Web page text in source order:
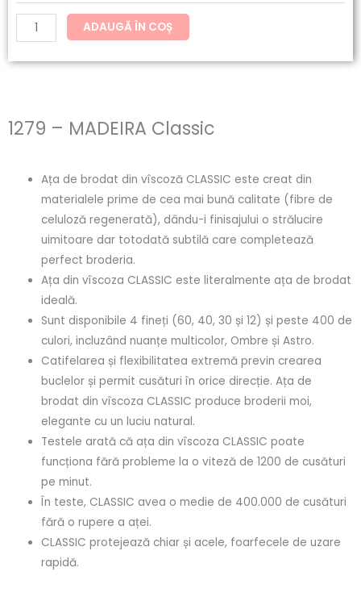
ADAUGĂ ÎN COȘ
1279 – MADEIRA Classic
Ața de brodat din vîscoză CLASSIC este creat din
materialele prime de cea mai bună calitate (fibre de
celuloză regenerată), dându-i finisajului o strălucire
uimitoare dar totodată subtilă care completează
perfect broderia.
Ața din vîscoza CLASSIC este literalmente ața de brodat
ideală.
Sunt disponibile 4 fineți (60, 40, 30 și 12) și peste 400 de
culori, incluzând nuanțe multicolor, Ombre și Astro.
Catifelarea și flexibilitatea extremă previn crearea
buclelor și permit cusături în orice direcție. Ața de
brodat din vîscoza CLASSIC produce broderii moi,
elegante cu un luciu natural.
Testele arată că ața din vîscoza CLASSIC poate
funcționa fără probleme la o viteză de 1200 de cusături
pe minut.
În teste, CLASSIC avea o medie de 400.000 de cusături
fără o rupere a aței.
CLASSIC protejează chiar și acele, foarfecele de uzare
rapidă.